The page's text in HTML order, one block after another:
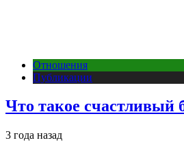
Отношения
Публикации
Что такое счастливый
3 года назад